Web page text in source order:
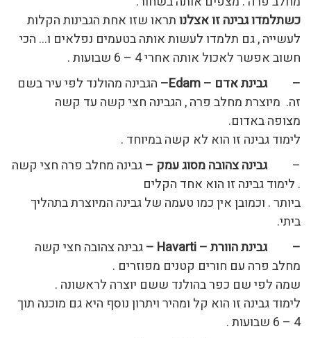
כשתלמדו גבינה זו אצלנותראו שזו אחת הגבינות הקלות
לעשייה , גם תלמדו לעשות אותה בטעמים נפלאים ו… הכי
חשוב אפשר לאכול אותה אחרי 4 – 6 שבועות .
–גבינת אדם –Edam
– הגבינה מהולנד לפי עיר בשם
זה. מיוצרת מחלב פרה , הגבינה חצי קשה עד קשה
מצופהבאדום.
לימוד גבינה זו הוא לא קשה במיוחד .
–גבינה צהובה מסוג עמק –גבינה מחלב פרה חצי קשה
. לימוד גבינה זו הוא אחד הקלים
ביותר . וכמובן אין כמו טעמה של גבינה המיוצרת בתהליך
ביתי.
–גבינת הוורת –Havarti
–גבינה צהובה חצי קשה
מחלב פרה עם חורים קטנים מפוזרים .
שמה לפי שם כפר בהולנד ששם יוצרה לראשונה .
לימוד גבינה זו הוא קל ומהיר ויתרון נוסף היא גם מוכנה תוך
4 – 6 שבועות .